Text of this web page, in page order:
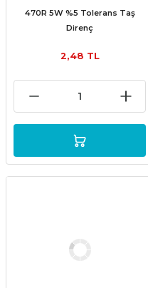
470R 5W %5 Tolerans Taş
Direnç
2,48 TL